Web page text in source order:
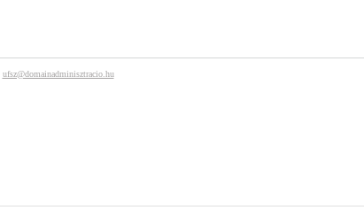
ufsz@domainadminisztracio.hu